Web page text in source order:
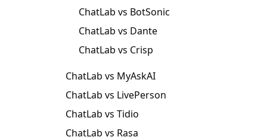
ChatLab vs BotSonic
ChatLab vs Dante
ChatLab vs Crisp
ChatLab vs MyAskAI
ChatLab vs LivePerson
ChatLab vs Tidio
ChatLab vs Rasa